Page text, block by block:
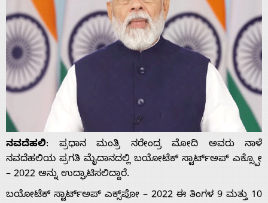
ನವದೆಹಲಿ: ಪ್ರಧಾನ ಮಂತ್ರಿ ನರೇಂದ್ರ ಮೋದಿ ಅವರು ನಾಳೆ
ನವದೆಹಲಿಯ ಪ್ರಗತಿ ಮೈದಾನದಲ್ಲಿ ಬಯೋಟೆಕ್ ಸ್ಟಾರ್ಟ್ಅಪ್ ಎಕ್ಸ್ಪೋ
– 2022 ಅನ್ನು ಉದ್ಘಾಟಿಸಲಿದ್ದಾರೆ.
ಬಯೋಟೆಕ್ ಸ್ಟಾರ್ಟ್‌ಅಪ್ ಎಕ್ಸ್‌ಪೋ – 2022 ಈ ತಿಂಗಳ 9 ಮತ್ತು 10